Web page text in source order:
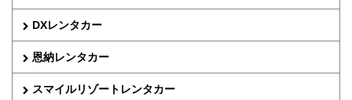
DXレンタカー
恩納レンタカー
スマイルリゾートレンタカー